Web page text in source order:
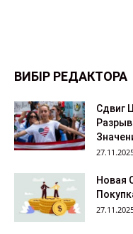
ВИБІР РЕДАКТОРА
Сдвиг
Новая